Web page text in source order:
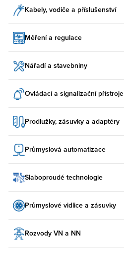
Kabely, vodiče a příslušenství
Měření a regulace
Nářadí a stavebniny
Ovládací a signalizační přístroje
Prodlužky, zásuvky a adaptéry
Průmyslová automatizace
Slaboproudé technologie
Průmyslové vidlice a zásuvky
Rozvody VN a NN